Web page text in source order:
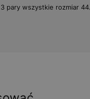
pary wszystkie rozmiar